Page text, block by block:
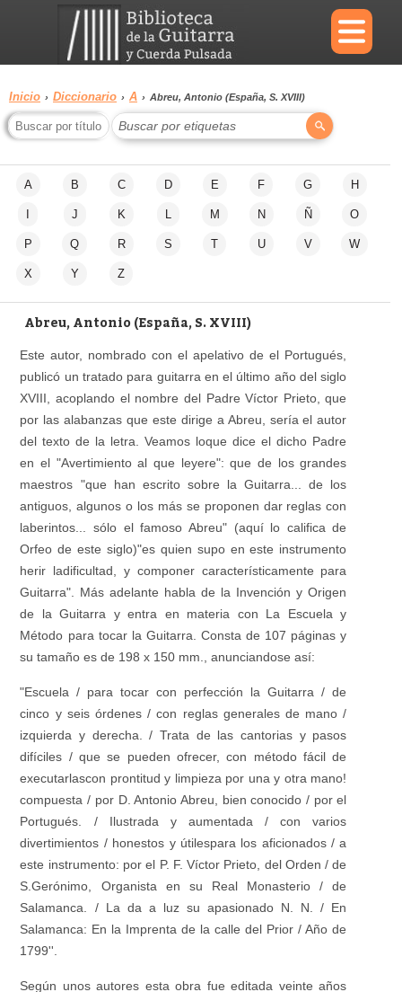
×
Menu
Biblioteca Diccionario
Área
personal
Inicio › Diccionario › A › Abreu, Antonio (España, S. XVIII)
Buscar por etiquetas
A B C D E F G H
J K L M N Ñ O
P Q R S T U V W
X Y Z
Abreu, Antonio (España, S. XVIII)
Este autor, nombrado con el apelativo de el Portugués,
publicó un tratado para guitarra en el último año del siglo
XVIII, acoplando el nombre del Padre Víctor Prieto, que
por las alabanzas que este dirige a Abreu, sería el autor
del texto de la letra. Veamos loque dice el dicho Padre
en el "Avertimiento al que leyere": que de los grandes
maestros "que han escrito sobre la Guitarra... de los
antiguos, algunos o los más se proponen dar reglas con
laberintos... sólo el famoso Abreu" (aquí lo califica de
Orfeo de este siglo)"es quien supo en este instrumento
herir ladificultad, y componer característicamente para
Guitarra". Más adelante habla de la Invención y Origen
de la Guitarra y entra en materia con La Escuela y
Método para tocar la Guitarra. Consta de 107 páginas y
su tamaño es de 198 x 150 mm., anunciandose así:
"Escuela / para tocar con perfección la Guitarra / de
cinco y seis órdenes / con reglas generales de mano /
izquierda y derecha. / Trata de las cantorias y pasos
difíciles / que se pueden ofrecer, con método fácil de
executarlascon prontitud y limpieza por una y otra mano!
compuesta / por D. Antonio Abreu, bien conocido / por el
Portugués. / Ilustrada y aumentada / con varios
divertimientos / honestos y útilespara los aficionados / a
este instrumento: por el P. F. Víctor Prieto, del Orden / de
S.Gerónimo, Organista en su Real Monasterio / de
Salamanca. / La da a luz su apasionado N. N. / En
Salamanca: En la Imprenta de la calle del Prior / Año de
1799''.
Según unos autores esta obra fue editada veinte años